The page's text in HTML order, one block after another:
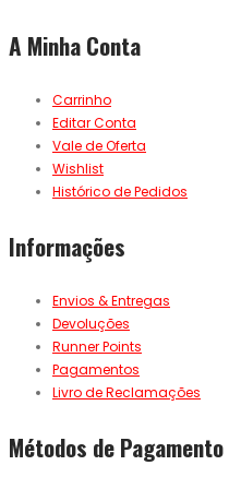
A Minha Conta
Carrinho
Editar Conta
Vale de Oferta
Wishlist
Histórico de Pedidos
Informações
Envios & Entregas
Devoluções
Runner Points
Pagamentos
Livro de Reclamações
Métodos de Pagamento